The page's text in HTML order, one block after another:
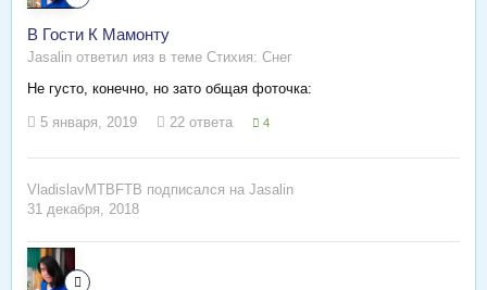
В Гости К Мамонту
Jasalin ответил ияз в теме Стихия: Снег
Не густо, конечно, но зато общая фоточка:
5 января, 2019 22 ответа 4
VladislavMTBFTB подписался на Jasalin
31 декабря, 2018